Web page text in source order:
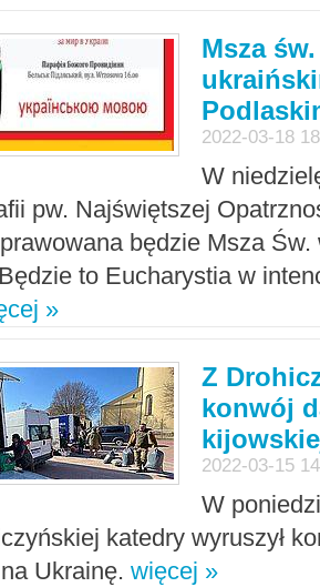
Msza
2022-03-18
W
pw. Najświętszej
będzie Msza Św.
to Eucharystia w
»
Z
konwój
2022-03-15
W
katedry wyruszył
Ukrainę. więcej »